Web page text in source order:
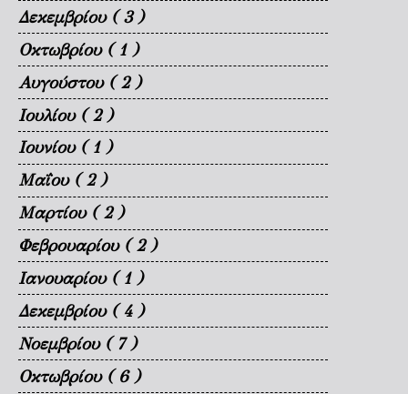
Δεκεμβρίου ( 3 )
Οκτωβρίου ( 1 )
Αυγούστου ( 2 )
Ιουλίου ( 2 )
Ιουνίου ( 1 )
Μαΐου ( 2 )
Μαρτίου ( 2 )
Φεβρουαρίου ( 2 )
Ιανουαρίου ( 1 )
Δεκεμβρίου ( 4 )
Νοεμβρίου ( 7 )
Οκτωβρίου ( 6 )